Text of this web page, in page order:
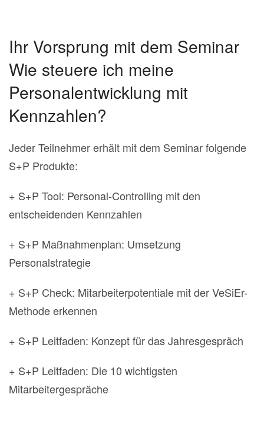
Ihr Vorsprung mit dem Seminar
Wie steuere ich meine
Personalentwicklung mit
Kennzahlen?
Jeder Teilnehmer erhält mit dem Seminar folgende
S+P Produkte:
+ S+P Tool: Personal-Controlling mit den
entscheidenden Kennzahlen
+ S+P Maßnahmenplan: Umsetzung
Personalstrategie
+ S+P Check: Mitarbeiterpotentiale mit der VeSiEr-
Methode erkennen
+ S+P Leitfaden: Konzept für das Jahresgespräch
+ S+P Leitfaden: Die 10 wichtigsten
Mitarbeitergespräche